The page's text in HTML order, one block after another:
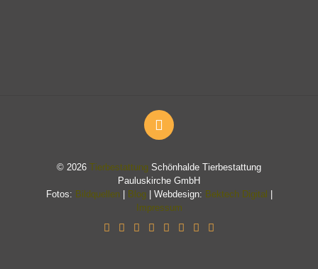
© 2026 Tierbestattung Schönhalde Tierbestattung
Pauluskirche GmbH
Fotos: Bildquellen| Blog| Webdesign: Bektech Digital
Impressum